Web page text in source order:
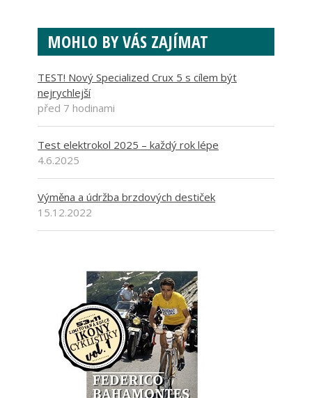
MOHLO BY VÁS ZAJÍMAT
TEST! Nový Specialized Crux 5 s cílem být
nejrychlejší
před 7 hodinami
Test elektrokol 2025 – každý rok lépe
4.6.2025
Výměna a údržba brzdových destiček
15.12.2022